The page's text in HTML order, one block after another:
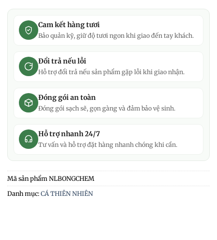
Cam kết hàng tươi
Bảo quản kỹ, giữ độ tươi ngon khi giao đến tay khách.
Đổi trả nếu lỗi
Hỗ trợ đổi trả nếu sản phẩm gặp lỗi khi giao nhận.
Đóng gói an toàn
Đóng gói sạch sẽ, gọn gàng và đảm bảo vệ sinh.
Hỗ trợ nhanh 24/7
Tư vấn và hỗ trợ đặt hàng nhanh chóng khi cần.
Mã sản phẩm NLBONGCHEM
Danh mục:CÁ THIÊN NHIÊN